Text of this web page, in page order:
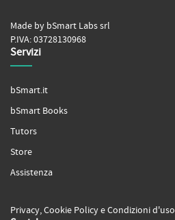
Made by bSmart Labs srl
P.IVA: 03728130968
Servizi
bSmart.it
bSmart Books
Tutors
Store
Assistenza
Privacy,Cookie PolicyeCondizioni d'uso